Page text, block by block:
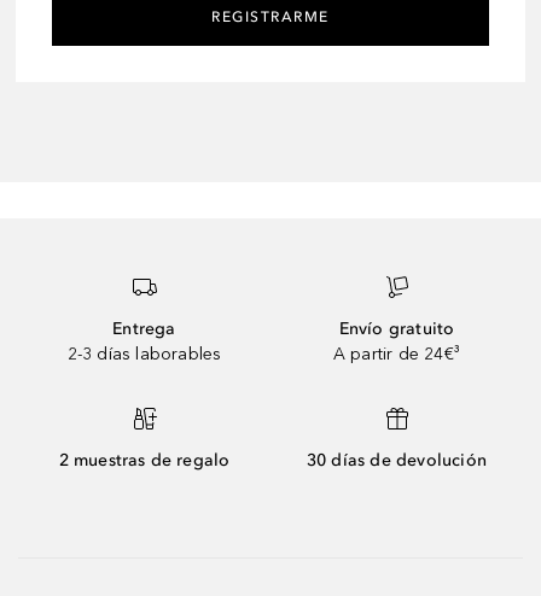
REGISTRARME
Entrega
2-3 días laborables
Envío gratuito
A partir de 24€³
2 muestras de regalo 30 días de devolución